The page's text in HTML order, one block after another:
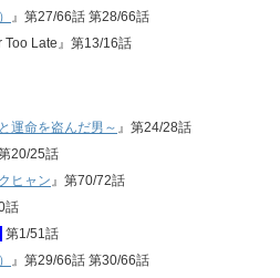
』第27/66話 第28/66話
Late』第13/16話
運命を盗んだ男～ 』第24/28話
20/25話
ヒャン』第70/72話
話
第1/51話
』第29/66話 第30/66話